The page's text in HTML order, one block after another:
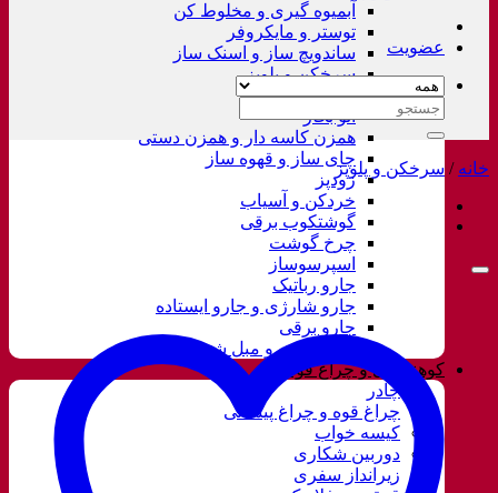
آبمیوه گیری و مخلوط کن
توستر و مایکروفر
ساندویچ ساز و اسنک ساز
سرخکن و پلوپز
غذاساز
اتو بخار
همزن کاسه دار و همزن دستی
چای ساز و قهوه ساز
زودپز
خردکن و آسیاب
گوشتکوب برقی
چرخ گوشت
اسپرسوساز
جارو رباتیک
جارو شارژی و جارو ایستاده
جارو برقی
فرش شور و مبل شور
کوهنوردی و چراغ قوه
چادر
چراغ قوه و چراغ پیشانی
کیسه خواب
دوربین شکاری
زیرانداز سفری
عضویت
جستجو
خانه / سرخکن و پلوپز